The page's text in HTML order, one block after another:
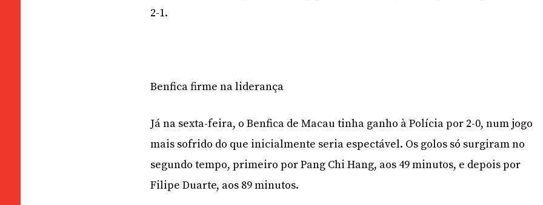
2-1.
Benfica firme na liderança
Já na sexta-feira, o Benfica de Macau tinha ganho à Polícia por 2-0, num jogo
mais sofrido do que inicialmente seria espectável. Os golos só surgiram no
segundo tempo, primeiro por Pang Chi Hang, aos 49 minutos, e depois por
Filipe Duarte, aos 89 minutos.